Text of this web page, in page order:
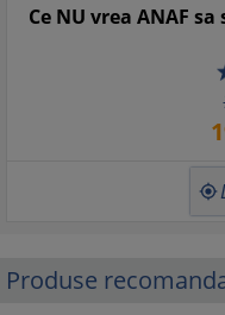
Ce NU vrea ANAF

Produse